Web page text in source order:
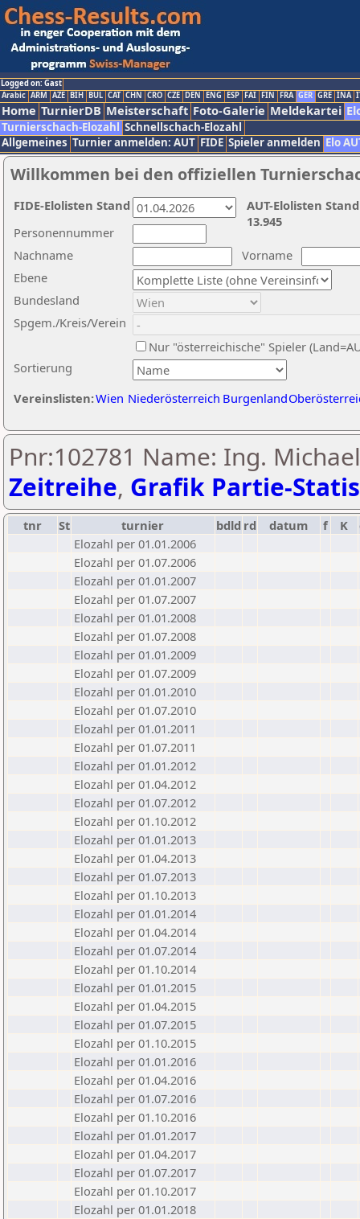
Logged on: Gast
Arabic ARM AZE BIH BUL CAT CHN CRO CZE DEN ENG ESP FAI FIN FRA GER GRE INA
Home TurnierDB Meisterschaft Foto-Galerie Meldekartei
Turnierschach-Elozahl Schnellschach-Elozahl
Allgemeines Turnier anmelden: AUT FIDE Spieler anmelden Elo
Willkommen bei den offiziellen
Nachname
Vorname
Ebene
Sortierung
Personennummer
Bundesland
Spgem./Kreis/Verein
Nur "österreichische" Spieler
Vereinslisten:Wien Niederösterreich Burgenland
AUT-Elolisten
13.945
FIDE-Elolisten Stand
Pnr:102781 Name: Ing.
Zeitreihe, Grafik Partie-
tnr St turnier bdld rd datum f K
Elozahl per 01.01.2006
Elozahl per 01.07.2006
Elozahl per 01.01.2007
Elozahl per 01.07.2007
Elozahl per 01.01.2008
Elozahl per 01.07.2008
Elozahl per 01.01.2009
Elozahl per 01.07.2009
Elozahl per 01.01.2010
Elozahl per 01.07.2010
Elozahl per 01.01.2011
Elozahl per 01.07.2011
Elozahl per 01.01.2012
Elozahl per 01.04.2012
Elozahl per 01.07.2012
Elozahl per 01.10.2012
Elozahl per 01.01.2013
Elozahl per 01.04.2013
Elozahl per 01.07.2013
Elozahl per 01.10.2013
Elozahl per 01.01.2014
Elozahl per 01.04.2014
Elozahl per 01.07.2014
Elozahl per 01.10.2014
Elozahl per 01.01.2015
Elozahl per 01.04.2015
Elozahl per 01.07.2015
Elozahl per 01.10.2015
Elozahl per 01.01.2016
Elozahl per 01.04.2016
Elozahl per 01.07.2016
Elozahl per 01.10.2016
Elozahl per 01.01.2017
Elozahl per 01.04.2017
Elozahl per 01.07.2017
Elozahl per 01.10.2017
Elozahl per 01.01.2018